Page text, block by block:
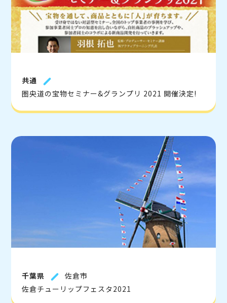
共通
圏央道の宝物セミナー&グランプリ 2021 開催決定!
千葉県
佐倉市
佐倉チューリップフェスタ2021